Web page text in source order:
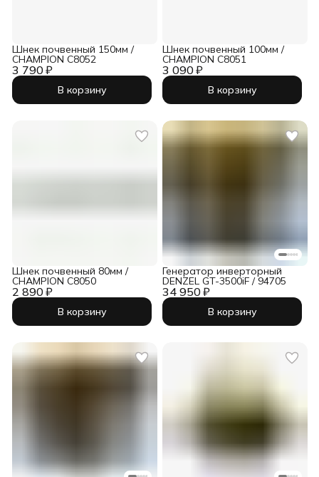
3 790 ₽
Шнек почвенный 150мм /
CHAMPION C8052
В корзину
3 090 ₽
Шнек почвенный 100мм /
CHAMPION C8051
В корзину
2 890 ₽
Шнек почвенный 80мм /
CHAMPION C8050
В корзину
34 950 ₽
Генератор инверторный
DENZEL GT-3500iF / 94705
В корзину